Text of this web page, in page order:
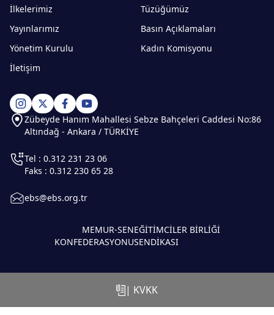
İlkelerimiz
Tüzüğümüz
Yayınlarımız
Basın Açıklamaları
Yönetim Kurulu
Kadın Komisyonu
İletişim
MEMUR-SEN
KONFEDERASYONU
EĞİTİMCİLER BİRLİĞİ
SENDİKASI
Zübeyde Hanım Mahallesi Sebze Bahçeleri Caddesi No:86
Altındağ - Ankara / TÜRKİYE
Tel : 0.312 231 23 06
Faks : 0.312 230 65 28
ebs@ebs.org.tr
| KVKK